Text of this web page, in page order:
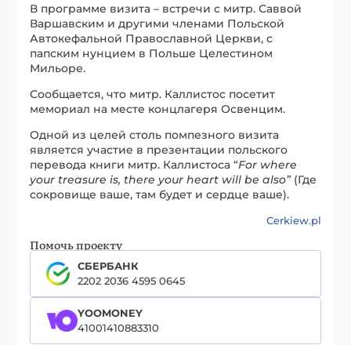
В программе визита – встречи с митр. Саввой
Варшавским и другими членами Польской
Автокефальной Православной Церкви, с
папским нунцием в Польше Целестином
Мильоре.
Сообщается, что митр. Каллистос посетит
мемориал на месте концлагеря Освенцим.
Одной из целей столь помпезного визита
является участие в презентации польского
перевода книги митр. Каллистоса “For where
your treasure is, there your heart will be also”(Где
сокровище ваше, там будет и сердце ваше).
Cerkiew.pl
Помочь проекту
СБЕРБАНК
2202 2036 4595 0645
YOOMONEY
41001410883310